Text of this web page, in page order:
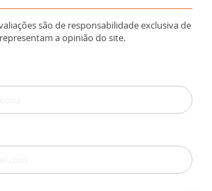
são de responsabilidade exclusiva de
a opinião do site.